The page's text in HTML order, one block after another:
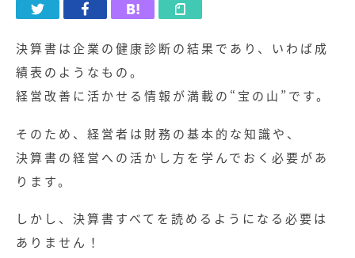
決算書は企業の健康診断の結果であり、いわば成
績表のようなもの。
経営改善に活かせる情報が満載の“宝の山”です。
そのため、経営者は財務の基本的な知識や、
決算書の経営への活かし方を学んでおく必要があ
ります。
しかし、決算書すべてを読めるようになる必要は
ありません！